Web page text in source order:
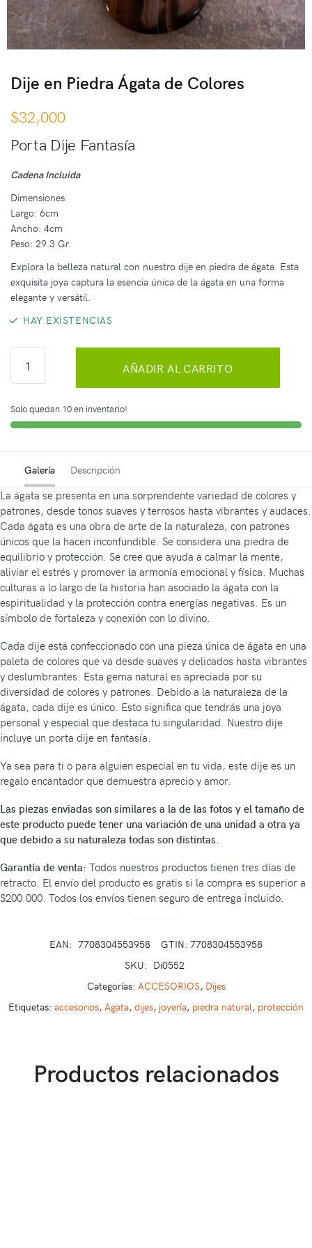
Dije en Piedra Ágata de Colores
$32,000
Porta Dije Fantasía
Cadena Incluida
Dimensiones
Largo: 6cm
Ancho: 4cm
Peso: 29.3 Gr.
Explora la belleza natural con nuestro dije en piedra de ágata. Esta
exquisita joya captura la esencia única de la ágata en una forma
elegante y versátil.
HAY EXISTENCIAS
AÑADIR AL CARRITO
Solo quedan 10 en inventario!
Galería Descripción
La ágata se presenta en una sorprendente variedad de colores y
patrones, desde tonos suaves y terrosos hasta vibrantes y audaces.
Cada ágata es una obra de arte de la naturaleza, con patrones
únicos que la hacen inconfundible. Se considera una piedra de
equilibrio y protección. Se cree que ayuda a calmar la mente,
aliviar el estrés y promover la armonía emocional y física. Muchas
culturas a lo largo de la historia han asociado la ágata con la
espiritualidad y la protección contra energías negativas. Es un
símbolo de fortaleza y conexión con lo divino.
Cada dije está confeccionado con una pieza única de ágata en una
paleta de colores que va desde suaves y delicados hasta vibrantes
y deslumbrantes. Esta gema natural es apreciada por su
diversidad de colores y patrones. Debido a la naturaleza de la
ágata, cada dije es único. Esto significa que tendrás una joya
personal y especial que destaca tu singularidad. Nuestro dije
incluye un porta dije en fantasía.
Ya sea para ti o para alguien especial en tu vida, este dije es un
regalo encantador que demuestra aprecio y amor.
Las piezas enviadas son similares a la de las fotos y el tamaño de
este producto puede tener una variación de una unidad a otra ya
que debido a su naturaleza todas son distintas.
Garantía de venta: Todos nuestros productos tienen tres días de
retracto. El envío del producto es gratis si la compra es superior a
$200.000. Todos los envíos tienen seguro de entrega incluido.
EAN: 7708304553958
GTIN: 7708304553958
SKU: Di0552
Categorías: ACCESORIOS, Dijes
Etiquetas: accesorios, Agata, dijes, joyería, piedra natural, protección
Productos relacionados